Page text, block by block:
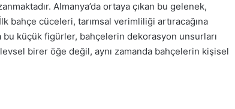
Almanya’da ortaya çıkan bu gelenek,
bahçe cüceleri, tarımsal verimliliği artıracağına
bu küçük figürler, bahçelerin dekorasyon unsurları
birer öğe değil, aynı zamanda bahçelerin kişisel